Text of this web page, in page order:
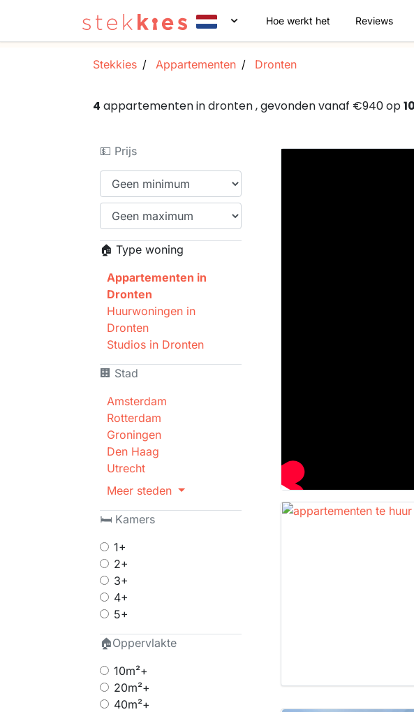
Hoe werkt het Reviews
Stekkies Appartementen Dronten
4 appartementen in dronten , gevonden vanaf €940 op
💵 Prijs
🏠 Type woning
Appartementen in
Dronten
Huurwoningen in
Dronten
Studios in Dronten
🏢 Stad
Amsterdam
Rotterdam
Groningen
Den Haag
Utrecht
Meer steden
🛏 Kamers
1+
2+
3+
4+
5+
🏠Oppervlakte
10m²+
20m²+
40m²+